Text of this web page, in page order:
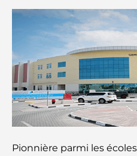
Découvrez Moon
À la découverte des
voyage à travers le
Les 7 meilleurs
Pionnière parmi les